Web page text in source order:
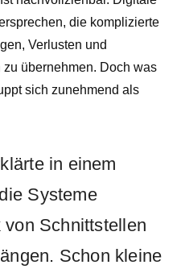
die komplizierte
Verlusten und
übernehmen. Doch was
sich zunehmend als
in einem
Systeme
Schnittstellen
Schon kleine